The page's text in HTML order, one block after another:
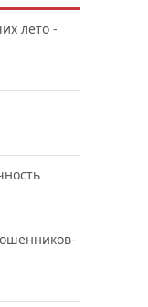
лето -